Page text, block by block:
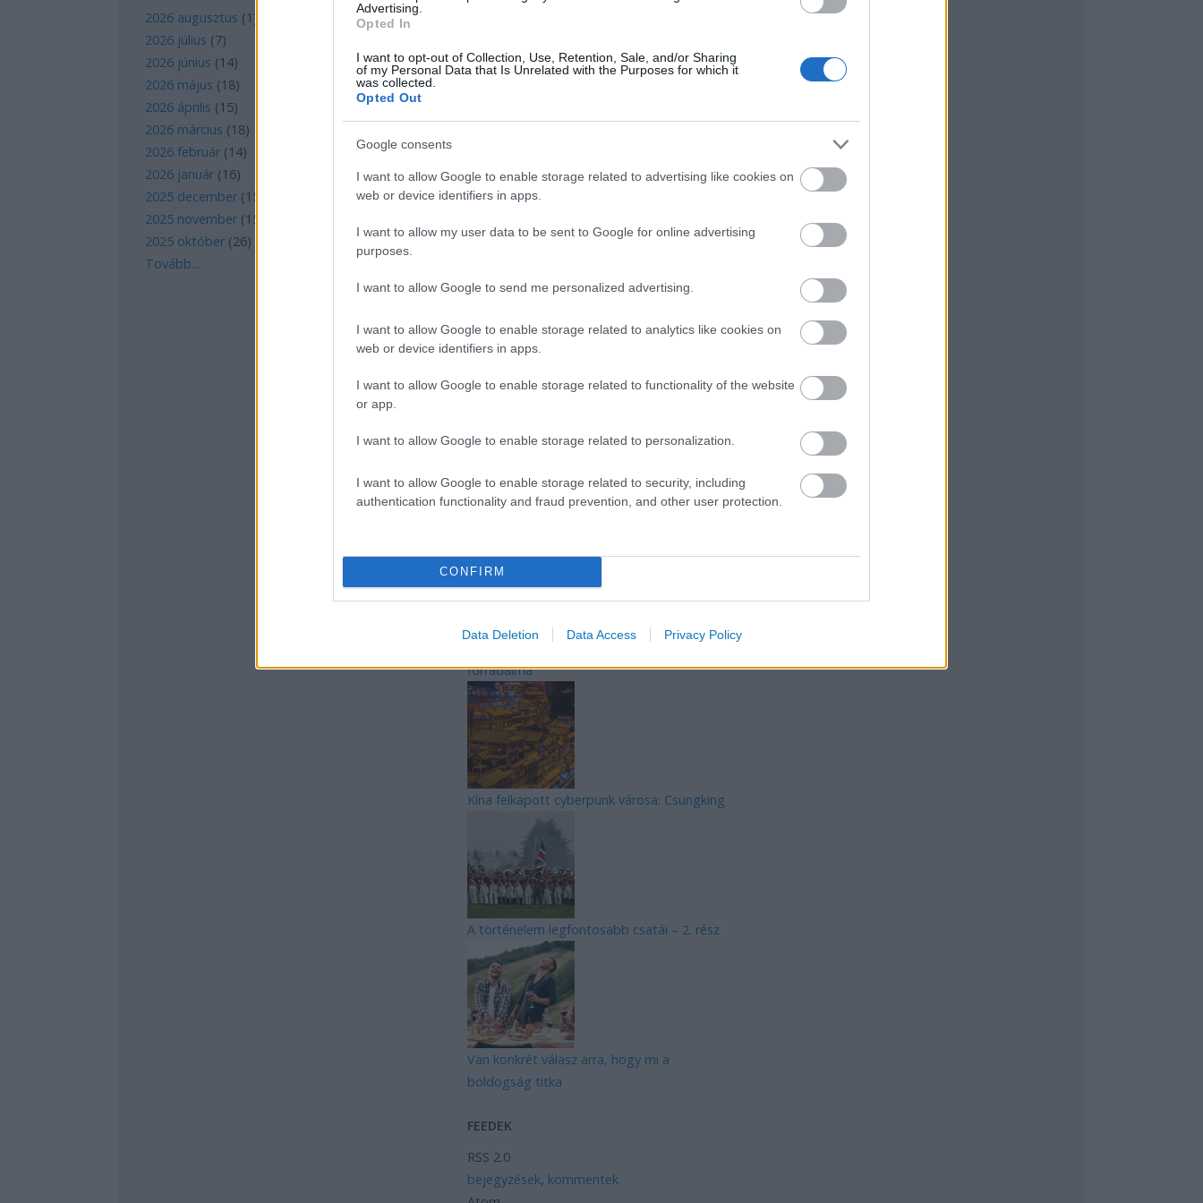
Advertising.
Opted In
I want to opt-out of Collection, Use, Retention, Sale, and/or Sharing
of my Personal Data that Is Unrelated with the Purposes for which it
was collected.
Opted Out
Google consents
I want to allow Google to enable storage related to advertising like cookies on
web or device identifiers in apps.
I want to allow my user data to be sent to Google for online advertising
purposes.
I want to allow Google to send me personalized advertising.
I want to allow Google to enable storage related to analytics like cookies on
web or device identifiers in apps.
I want to allow Google to enable storage related to functionality of the website
or app.
I want to allow Google to enable storage related to personalization.
I want to allow Google to enable storage related to security, including
authentication functionality and fraud prevention, and other user protection.
CONFIRM
Data Deletion Data Access Privacy Policy
2026 augusztus (1 )
2026 július (7)
2026 június (14)
2026 május (18)
2026 április (15)
2026 március (18)
2026 február (14)
2026 január (16)
2025 december (15
2025 november (15
2025 október (26)
Tovább...
Mik alakítják a gondolkodásod? Avagy a
Az egygyermekes politika és Kína gazdasági
Japán sebességre kapcsol – A gyorsvasút
forradalma
Kína felkapott cyberpunk városa: Csungking
A történelem legfontosabb csatái – 2. rész
Van konkrét válasz arra, hogy mi a
boldogság titka
FEEDEK
RSS 2.0
bejegyzések, kommentek